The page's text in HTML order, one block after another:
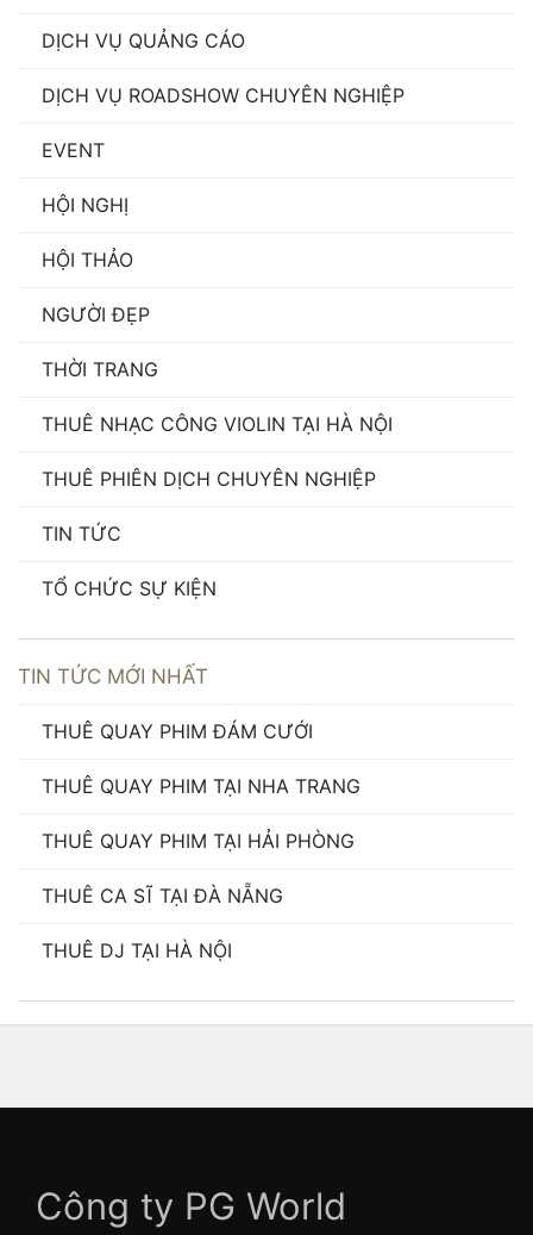
DỊCH VỤ QUẢNG CÁO
DỊCH VỤ ROADSHOW CHUYÊN NGHIỆP
EVENT
HỘI NGHỊ
HỘI THẢO
NGƯỜI ĐẸP
THỜI TRANG
THUÊ NHẠC CÔNG VIOLIN TẠI HÀ NỘI
THUÊ PHIÊN DỊCH CHUYÊN NGHIỆP
TIN TỨC
TỔ CHỨC SỰ KIỆN
TIN TỨC MỚI NHẤT
THUÊ QUAY PHIM ĐÁM CƯỚI
THUÊ QUAY PHIM TẠI NHA TRANG
THUÊ QUAY PHIM TẠI HẢI PHÒNG
THUÊ CA SĨ TẠI ĐÀ NẴNG
THUÊ DJ TẠI HÀ NỘI
Công ty PG World